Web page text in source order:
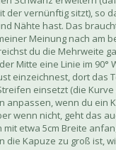
der vernünftig sitzt), so
Nähte hast. Das
Meinung nach am
du die Mehrweite
Mitte eine Linie im 90°
einzeichnest, dort das
einsetzt (die
anpassen, wenn du ein
wenn nicht, geht das
mit etwa 5cm Breite
die Kapuze zu groß ist,